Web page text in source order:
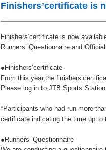
Finishers’certificate is
Finishers’certificate is now
Runners’ Questionnaire and
●Finishers’certificate
From this year,the
Please log in to JTB Sports
*Participants who had run more
certificate indicating the time up to
●Runners’ Questionnaire